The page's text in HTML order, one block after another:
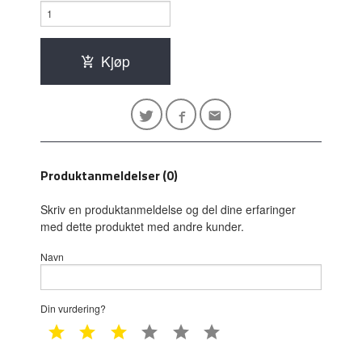
Kjøp
Produktanmeldelser (0)
Skriv en produktanmeldelse og del dine erfaringer
med dette produktet med andre kunder.
Navn
Din vurdering?
1 star 2 star 3 star 4 star 5 star